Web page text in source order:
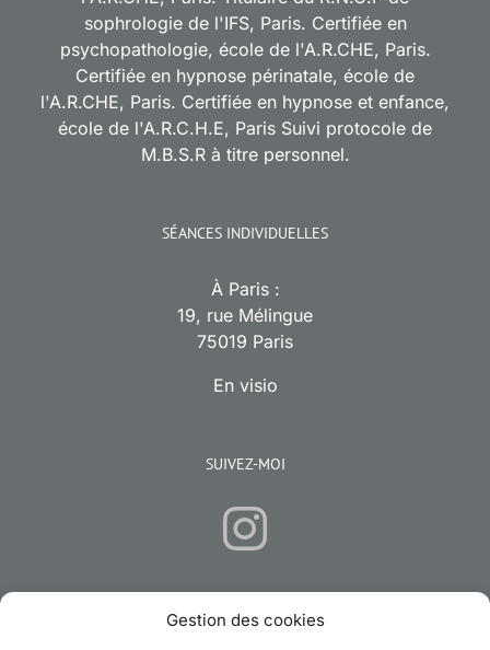
Gestion des cookies
sophrologie de l'IFS, Paris. Certifiée en
psychopathologie, école de l'A.R.CHE, Paris.
Certifiée en hypnose périnatale, école de
l'A.R.CHE, Paris. Certifiée en hypnose et enfance,
école de l'A.R.C.H.E, Paris Suivi protocole de
M.B.S.R à titre personnel.
SÉANCES INDIVIDUELLES
À Paris :
19, rue Mélingue
75019 Paris
En visio
SUIVEZ-MOI
CONTACTEZ-MOI